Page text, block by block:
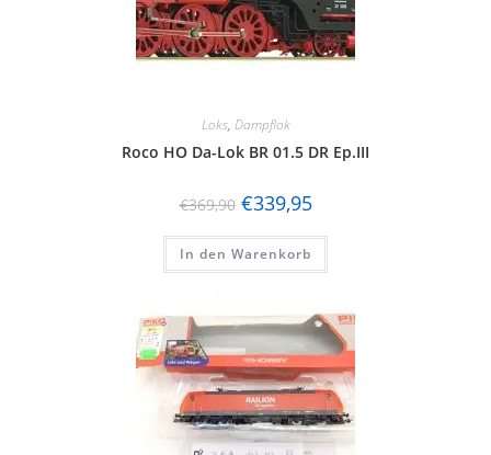
Loks, Dampflok
Roco HO Da-Lok BR 01.5 DR Ep.III
€369,90 €339,95
In den Warenkorb